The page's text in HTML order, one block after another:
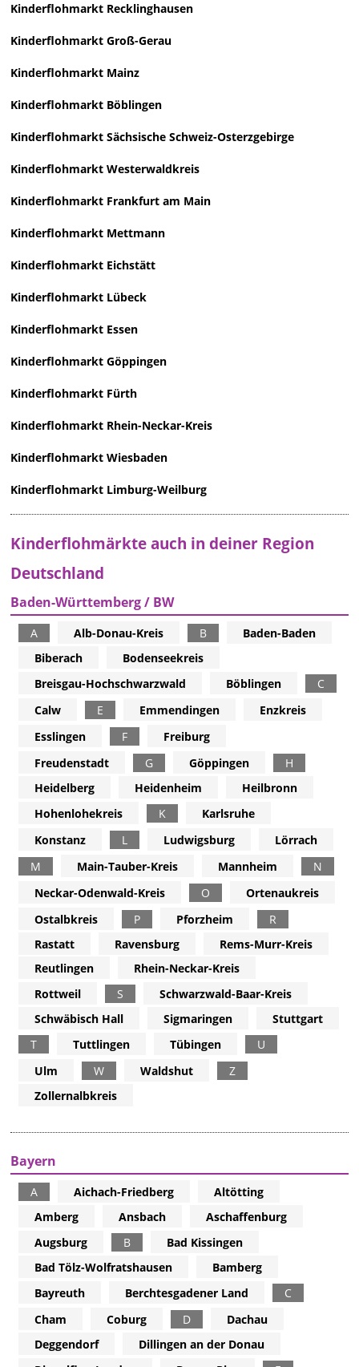
Kinderflohmarkt Recklinghausen
Kinderflohmarkt Groß-Gerau
Kinderflohmarkt Mainz
Kinderflohmarkt Böblingen
Kinderflohmarkt Sächsische Schweiz-Osterzgebirge
Kinderflohmarkt Westerwaldkreis
Kinderflohmarkt Frankfurt am Main
Kinderflohmarkt Mettmann
Kinderflohmarkt Eichstätt
Kinderflohmarkt Lübeck
Kinderflohmarkt Essen
Kinderflohmarkt Göppingen
Kinderflohmarkt Fürth
Kinderflohmarkt Rhein-Neckar-Kreis
Kinderflohmarkt Wiesbaden
Kinderflohmarkt Limburg-Weilburg
Kinderflohmärkte auch in deiner Region
Deutschland
Baden-Württemberg / BW
A Alb-Donau-Kreis B
Baden-Baden
Biberach
Bodenseekreis
Breisgau-Hochschwarzwald
Böblingen
C
Calw
E Emmendingen
Enzkreis
Esslingen
F
Freiburg
Freudenstadt
G Göppingen
H
Heidelberg
Heidenheim
Heilbronn
Hohenlohekreis
K
Karlsruhe
Konstanz
L Ludwigsburg
Lörrach
M
Main-Tauber-Kreis Mannheim
N
Neckar-Odenwald-Kreis
O
Ortenaukreis
Ostalbkreis
P Pforzheim
R
Rastatt
Ravensburg
Rems-Murr-Kreis
Reutlingen
Rhein-Neckar-Kreis
Rottweil
S
Schwarzwald-Baar-Kreis
Schwäbisch Hall
Sigmaringen
Stuttgart
T
Tuttlingen Tübingen
U
Ulm
W Waldshut
Z
Zollernalbkreis
Bayern
A Aichach-Friedberg
Altötting
Amberg
Ansbach
Aschaffenburg
Augsburg
B
Bad Kissingen
Bad Tölz-Wolfratshausen
Bamberg
Bayreuth
Berchtesgadener Land
C
Cham
Coburg D
Dachau
Deggendorf
Dillingen an der Donau